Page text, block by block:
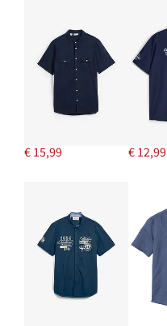
€ 15,99 € 12,99